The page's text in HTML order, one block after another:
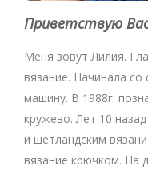
Приветствую
Меня зовут Лилия.
вязание. Начинала
машину. В 1988г.
кружево. Лет 10
и шетландским
вязание крючком. На